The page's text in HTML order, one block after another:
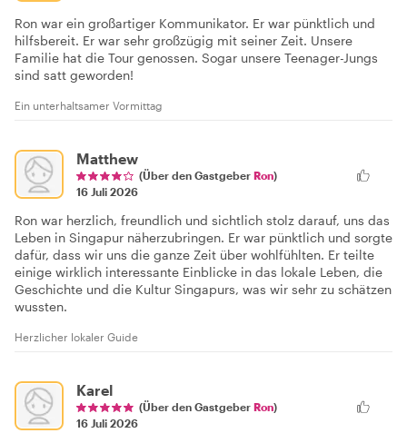
Ron war ein großartiger Kommunikator. Er war pünktlich und
hilfsbereit. Er war sehr großzügig mit seiner Zeit. Unsere
Familie hat die Tour genossen. Sogar unsere Teenager-Jungs
sind satt geworden!
Ein unterhaltsamer Vormittag
Matthew
(Über den Gastgeber Ron)
16 Juli 2026
Ron war herzlich, freundlich und sichtlich stolz darauf, uns das
Leben in Singapur näherzubringen. Er war pünktlich und sorgte
dafür, dass wir uns die ganze Zeit über wohlfühlten. Er teilte
einige wirklich interessante Einblicke in das lokale Leben, die
Geschichte und die Kultur Singapurs, was wir sehr zu schätzen
wussten.
Herzlicher lokaler Guide
Karel
(Über den Gastgeber Ron)
16 Juli 2026